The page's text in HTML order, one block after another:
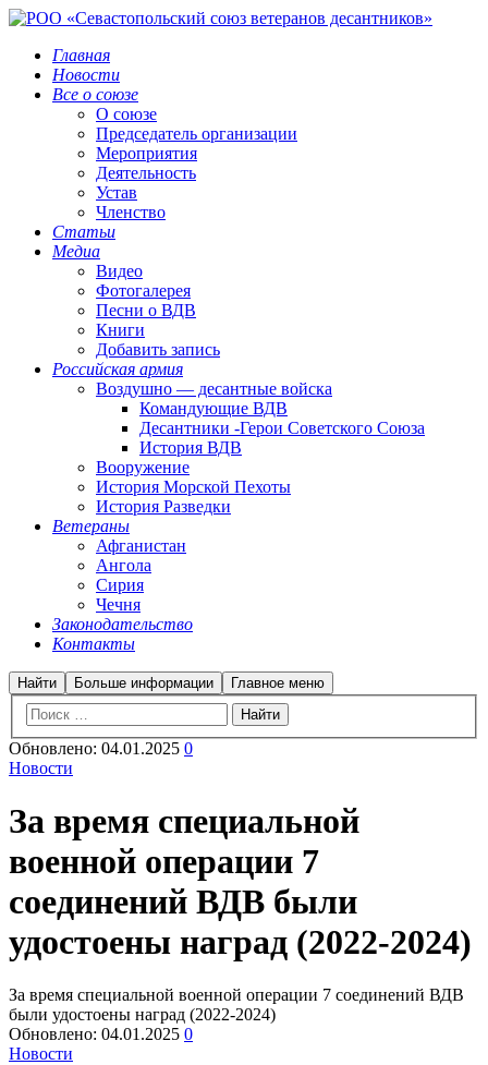
Главная
Новости
Все о союзе
О союзе
Председатель организации
Мероприятия
Деятельность
Устав
Членство
Статьи
Медиа
Видео
Фотогалерея
Песни о ВДВ
Книги
Добавить запись
Российская армия
Воздушно — десантные войска
Командующие ВДВ
Десантники -Герои Советского Союза
История ВДВ
Вооружение
История Морской Пехоты
История Разведки
Ветераны
Афганистан
Ангола
Сирия
Чечня
Законодательство
Контакты
Найти Больше информации Главное меню
Обновлено: 04.01.2025 0
Новости
За время специальной
военной операции 7
соединений ВДВ были
удостоены наград (2022-2024)
За время специальной военной операции 7 соединений ВДВ
были удостоены наград (2022-2024)
Обновлено: 04.01.2025 0
Новости